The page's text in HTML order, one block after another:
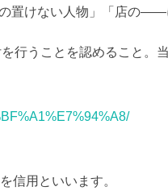
けない人物」「店の――
行うことを認めること。
信用といいます。